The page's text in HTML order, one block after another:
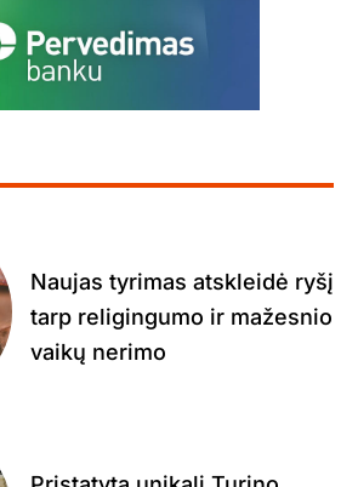
Naujas tyrimas atskleidė ryšį
tarp religingumo ir mažesnio
vaikų nerimo